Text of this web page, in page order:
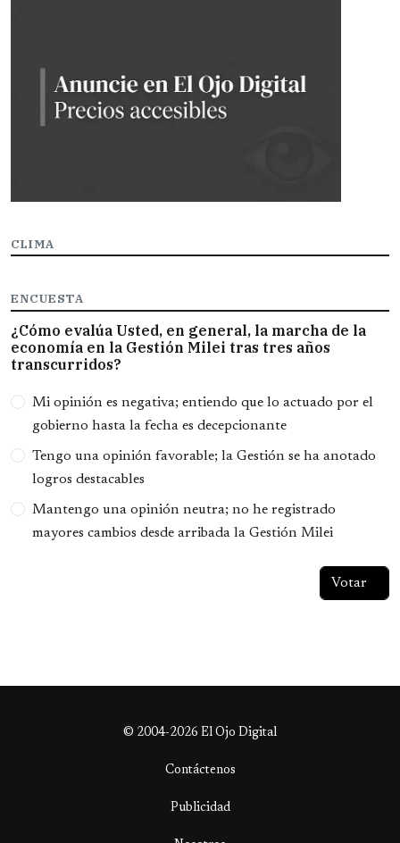
CLIMA
ENCUESTA
¿Cómo evalúa Usted, en general, la marcha de la
economía en la Gestión Milei tras tres años
transcurridos?
Opciones
Mi opinión es negativa; entiendo que lo actuado por el
gobierno hasta la fecha es decepcionante
Tengo una opinión favorable; la Gestión se ha anotado
logros destacables
Mantengo una opinión neutra; no he registrado
mayores cambios desde arribada la Gestión Milei
© 2004-2026 El Ojo Digital
Contáctenos
Publicidad